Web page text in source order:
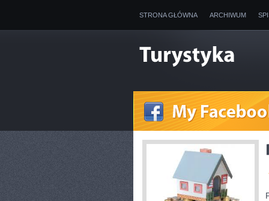
STRONA GŁÓWNA ARCHIWUM